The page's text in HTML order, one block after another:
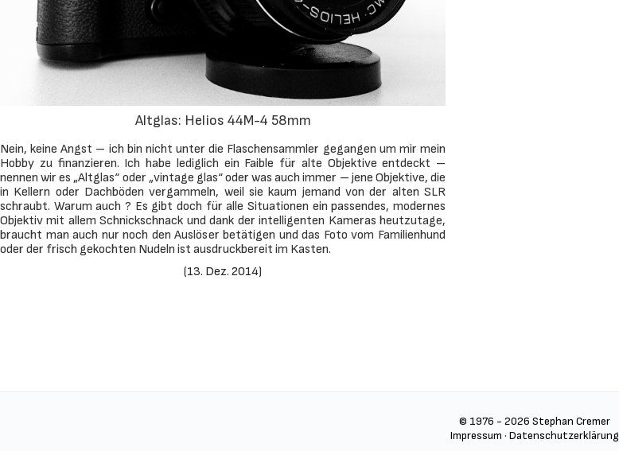
Altglas: Helios 44M-4 58mm
Nein, keine Angst – ich bin nicht unter die Flaschensammler gegangen um mir mein
Hobby zu finanzieren. Ich habe lediglich ein Faible für alte Objektive entdeckt –
nennen wir es „Altglas“ oder „vintage glas“ oder was auch immer – jene Objektive, die
in Kellern oder Dachböden vergammeln, weil sie kaum jemand von der alten SLR
schraubt. Warum auch ? Es gibt doch für alle Situationen ein passendes, modernes
Objektiv mit allem Schnickschnack und dank der intelligenten Kameras heutzutage,
braucht man auch nur noch den Auslöser betätigen und das Foto vom Familienhund
oder der frisch gekochten Nudeln ist ausdruckbereit im Kasten.
(13. Dez. 2014)
© 1976 - 2026 Stephan Cremer
Impressum · Datenschutzerklärung